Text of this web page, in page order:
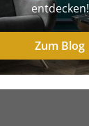
entdecken!
Zum Blog